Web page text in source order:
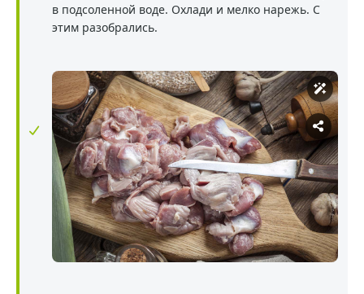
в подсоленной воде. Охлади и мелко нарежь. С
этим разобрались.